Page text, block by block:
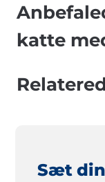
katte
Sæt